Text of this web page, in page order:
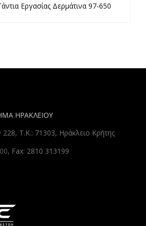
Εργασίας Δερμάτινα 97-650
ΗΡΑΚΛΕΙΟΥ
Τ.Κ.: 71303, Ηράκλειο Κρήτης
, Fax: 2810 313199